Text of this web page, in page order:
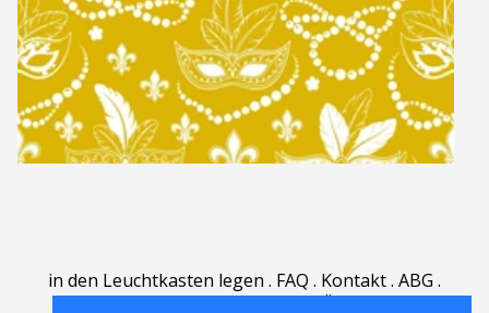
in den Leuchtkasten legen . FAQ . Kontakt. ABG .